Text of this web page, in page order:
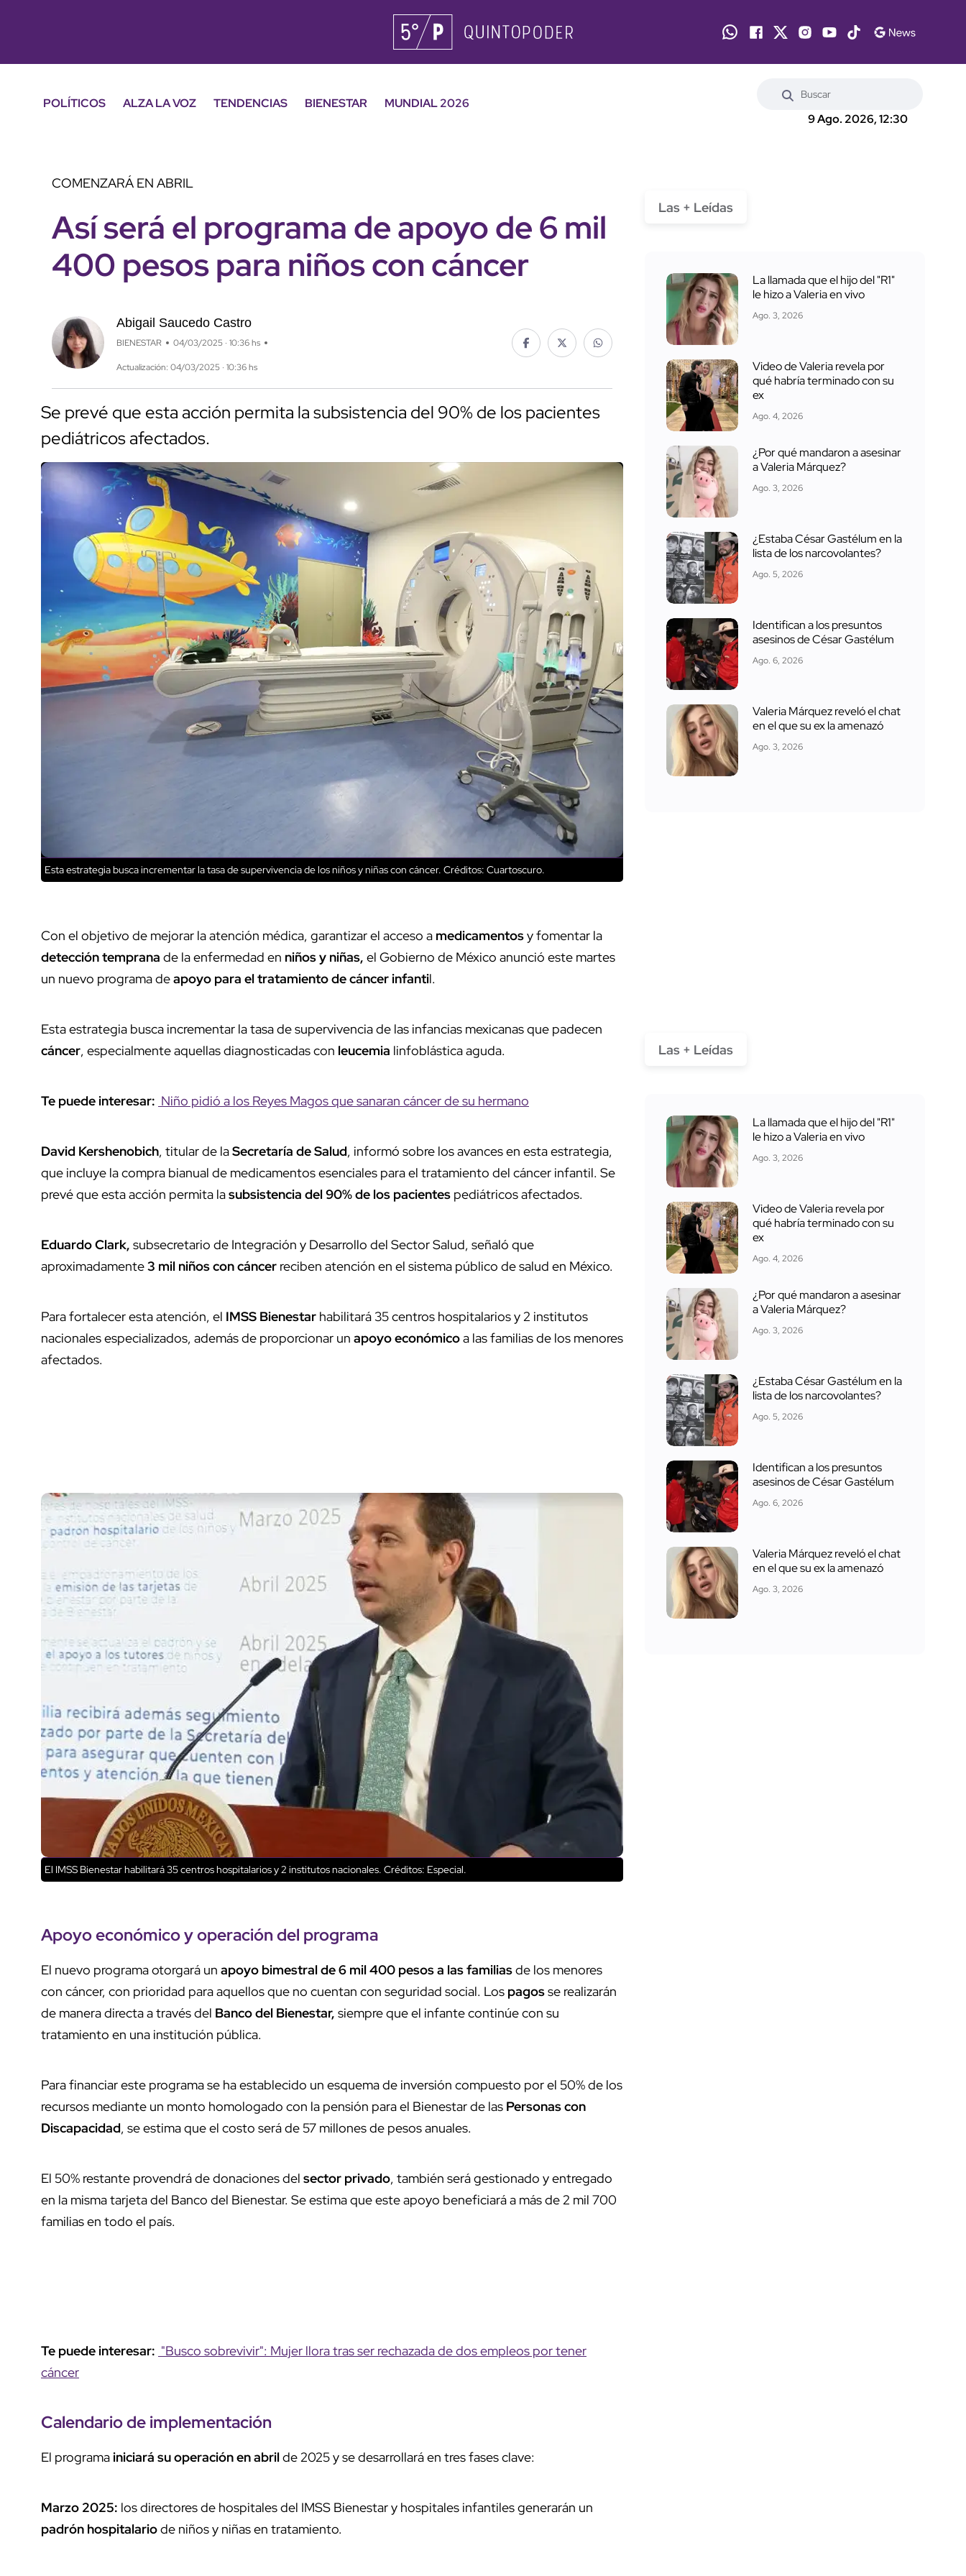
POLÍTICOS ALZA LA VOZ TENDENCIAS BIENESTAR
MUNDIAL 2026
9 Ago. 2026, 12:30
COMENZARÁ EN ABRIL
Así será el programa de apoyo de 6 mil
400 pesos para niños con cáncer
Abigail Saucedo Castro
BIENESTAR 04/03/2025 · 10:36 hs
Actualización: 04/03/2025 · 10:36 hs
Se prevé que esta acción permita la subsistencia del 90% de los pacientes
pediátricos afectados.
Esta estrategia busca incrementar la tasa de supervivencia de los niños y niñas con cáncer. Créditos: Cuartoscuro.
Con el objetivo de mejorar la atención médica, garantizar el acceso a medicamentosy fomentar la
detección temprana de la enfermedad en niños y niñas, el Gobierno de México anunció este martes
un nuevo programa deapoyo para el tratamiento de cáncer infantil.
Esta estrategia busca incrementar la tasa de supervivencia de las infancias mexicanas que padecen
cáncer, especialmente aquellas diagnosticadas con leucemia linfoblástica aguda.
Te puede interesar: Niño pidió a los Reyes Magos que sanaran cáncer de su hermano
David Kershenobich, titular de laSecretaría de Salud, informó sobre los avances en esta estrategia,
que incluye la compra bianual de medicamentos esenciales para el tratamiento del cáncer infantil. Se
prevé que esta acción permita lasubsistencia del 90% de los pacientes pediátricos afectados.
Eduardo Clark, subsecretario de Integración y Desarrollo del Sector Salud, señaló que
aproximadamente3 mil niños con cáncer reciben atención en el sistema público de salud en México.
Para fortalecer esta atención, el IMSS Bienestar habilitará 35 centros hospitalarios y 2 institutos
nacionales especializados, además de proporcionar un apoyo económicoa las familias de los menores
afectados.
El IMSS Bienestar habilitará 35 centros hospitalarios y 2 institutos nacionales. Créditos: Especial.
Apoyo económico y operación del programa
El nuevo programa otorgará un apoyo bimestral de 6 mil 400 pesos a las familiasde los menores
con cáncer, con prioridad para aquellos que no cuentan con seguridad social. Los pagosse realizarán
de manera directa a través del Banco del Bienestar, siempre que el infante continúe con su
tratamiento en una institución pública.
Para financiar este programa se ha establecido un esquema de inversión compuesto por el 50% de los
recursos mediante un monto homologado con la pensión para el Bienestar de las Personas con
Discapacidad, se estima que el costo será de 57 millones de pesos anuales.
El 50% restante provendrá de donaciones del sector privado, también será gestionado y entregado
en la misma tarjeta del Banco del Bienestar. Se estima que este apoyo beneficiará a más de 2 mil 700
familias en todo el país.
Te puede interesar: "Busco sobrevivir": Mujer llora tras ser rechazada de dos empleos por tener
cáncer
Calendario de implementación
El programainiciará su operación en abrilde 2025y se desarrollará en tres fasesclave:
Marzo 2025: los directores de hospitales del IMSS Bienestar y hospitales infantiles generarán un
padrón hospitalariode niños y niñas en tratamiento.
Las + Leídas
La llamada que el hijo del "R1"
le hizo a Valeria en vivo
Ago. 3, 2026
Video de Valeria revela por
qué habría terminado con su
ex
Ago. 4, 2026
¿Por qué mandaron a asesinar
a Valeria Márquez?
Ago. 3, 2026
¿Estaba César Gastélum en la
lista de los narcovolantes?
Ago. 5, 2026
Identifican a los presuntos
asesinos de César Gastélum
Ago. 6, 2026
Valeria Márquez reveló el chat
en el que su ex la amenazó
Ago. 3, 2026
Las + Leídas
La llamada que el hijo del "R1"
le hizo a Valeria en vivo
Ago. 3, 2026
Video de Valeria revela por
qué habría terminado con su
ex
Ago. 4, 2026
¿Por qué mandaron a asesinar
a Valeria Márquez?
Ago. 3, 2026
¿Estaba César Gastélum en la
lista de los narcovolantes?
Ago. 5, 2026
Identifican a los presuntos
asesinos de César Gastélum
Ago. 6, 2026
Valeria Márquez reveló el chat
en el que su ex la amenazó
Ago. 3, 2026